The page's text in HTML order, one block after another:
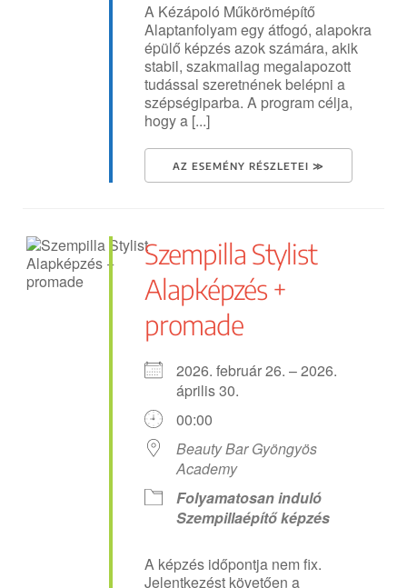
A Kézápoló Műkörömépítő
Alaptanfolyam egy átfogó, alapokra
épülő képzés azok számára, akik
stabil, szakmailag megalapozott
tudással szeretnének belépni a
szépségiparba. A program célja,
hogy a [...]
AZ ESEMÉNY RÉSZLETEI ≫
Szempilla Stylist
Alapképzés +
promade
2026. február 26. – 2026.
április 30.
00:00
Beauty Bar Gyöngyös
Academy
Folyamatosan induló
Szempillaépítő képzés
A képzés időpontja nem fix.
Jelentkezést követően a